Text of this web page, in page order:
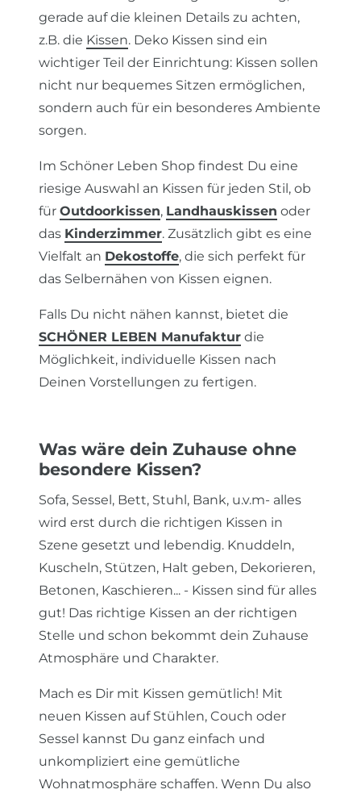
gerade auf die kleinen Details zu achten,
z.B. die Kissen. Deko Kissen sind ein
wichtiger Teil der Einrichtung: Kissen sollen
nicht nur bequemes Sitzen ermöglichen,
sondern auch für ein besonderes Ambiente
sorgen.
Im Schöner Leben Shop findest Du eine
riesige Auswahl an Kissen für jeden Stil, ob
für Outdoorkissen, Landhauskissen oder
das Kinderzimmer. Zusätzlich gibt es eine
Vielfalt an Dekostoffe, die sich perfekt für
das Selbernähen von Kissen eignen.
Falls Du nicht nähen kannst, bietet die
SCHÖNER LEBEN Manufaktur die
Möglichkeit, individuelle Kissen nach
Deinen Vorstellungen zu fertigen.
Was wäre dein Zuhause ohne
besondere Kissen?
Sofa, Sessel, Bett, Stuhl, Bank, u.v.m- alles
wird erst durch die richtigen Kissen in
Szene gesetzt und lebendig. Knuddeln,
Kuscheln, Stützen, Halt geben, Dekorieren,
Betonen, Kaschieren... - Kissen sind für alles
gut! Das richtige Kissen an der richtigen
Stelle und schon bekommt dein Zuhause
Atmosphäre und Charakter.
Mach es Dir mit Kissen gemütlich! Mit
neuen Kissen auf Stühlen, Couch oder
Sessel kannst Du ganz einfach und
unkompliziert eine gemütliche
Wohnatmosphäre schaffen. Wenn Du also